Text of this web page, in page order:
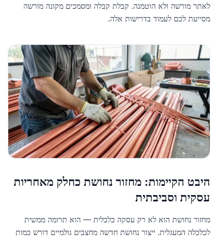
לאתר מורשה ולא הוטמנה. קבלת קבלה ומסמכים מקונה מורשה
מסייעת לכם לעמוד בדרישות אלה.
היבט הקיימות: מחזור נחושת כחלק מאחריות
עסקית וסביבתית
מחזור נחושת הוא לא רק עסקה כלכלית — הוא תרומה ממשית
לכלכלה המעגלית. ייצור נחושת חדשה מחצבים גולמיים דורש כמות